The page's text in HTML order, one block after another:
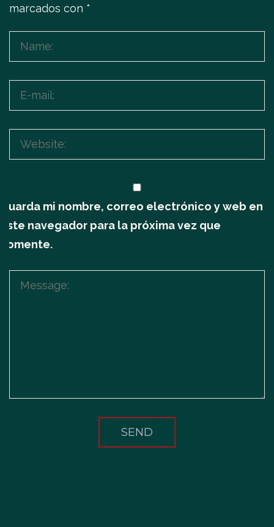
marcados con *
Guarda mi nombre, correo electrónico y web en
este navegador para la próxima vez que
comente.